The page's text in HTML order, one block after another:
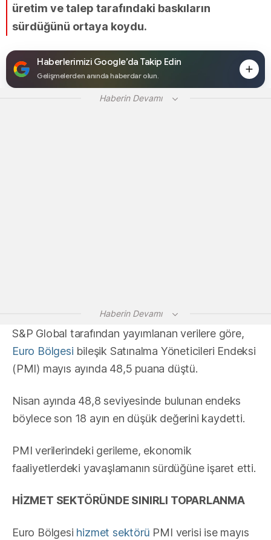
üretim ve talep tarafındaki baskıların
sürdüğünü ortaya koydu.
Haberlerimizi Google’da Takip Edin
Gelişmelerden anında haberdar olun.
Haberin Devamı
Haberin Devamı
S&P Global tarafından yayımlanan verilere göre,
Euro Bölgesi bileşik Satınalma Yöneticileri Endeksi
(PMI) mayıs ayında 48,5 puana düştü.
Nisan ayında 48,8 seviyesinde bulunan endeks
böylece son 18 ayın en düşük değerini kaydetti.
PMI verilerindeki gerileme, ekonomik
faaliyetlerdeki yavaşlamanın sürdüğüne işaret etti.
HİZMET SEKTÖRÜNDE SINIRLI TOPARLANMA
Euro Bölgesi hizmet sektörü PMI verisi ise mayıs